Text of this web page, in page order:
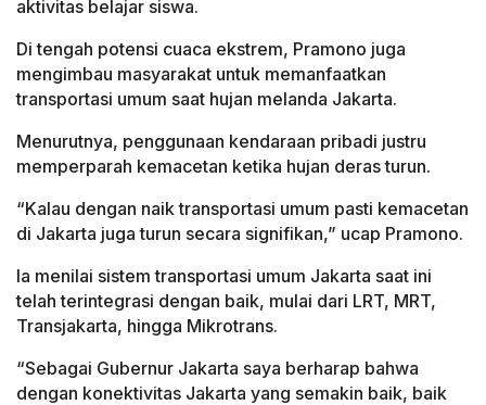
aktivitas belajar siswa.
Di tengah potensi cuaca ekstrem, Pramono juga
mengimbau masyarakat untuk memanfaatkan
transportasi umum saat hujan melanda Jakarta.
Menurutnya, penggunaan kendaraan pribadi justru
memperparah kemacetan ketika hujan deras turun.
“Kalau dengan naik transportasi umum pasti kemacetan
di Jakarta juga turun secara signifikan,” ucap Pramono.
Ia menilai sistem transportasi umum Jakarta saat ini
telah terintegrasi dengan baik, mulai dari LRT, MRT,
Transjakarta, hingga Mikrotrans.
“Sebagai Gubernur Jakarta saya berharap bahwa
dengan konektivitas Jakarta yang semakin baik, baik